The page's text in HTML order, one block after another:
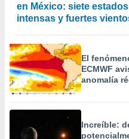
en México: siete
intensas y fuertes
El
ECMWF
anomalía
Increíble: